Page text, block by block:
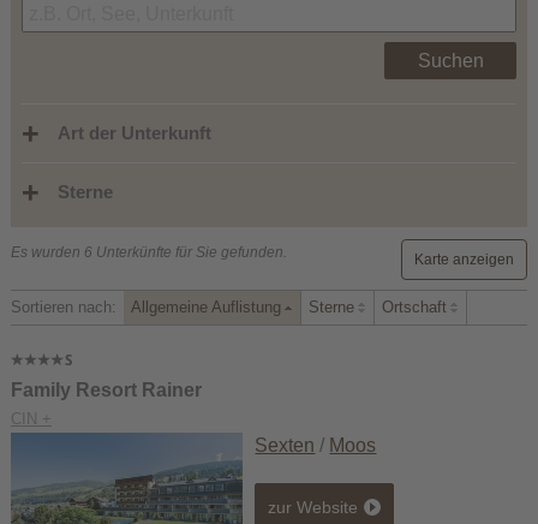
Suchen
Art der Unterkunft
Sterne
Karte anzeigen
Es wurden 6 Unterkünfte für Sie gefunden.
Sortieren nach: Allgemeine Auflistung Sterne Ortschaft
Family Resort Rainer
CIN +
Sexten / Moos
zur Website